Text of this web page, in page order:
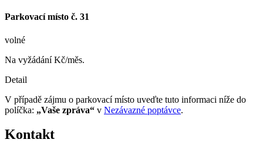
Parkovací místo č. 31
volné
Na vyžádání Kč/měs.
Detail
V případě zájmu o parkovací místo uveďte tuto informaci níže do
políčka: „Vaše zpráva“ v Nezávazné poptávce.
Kontakt